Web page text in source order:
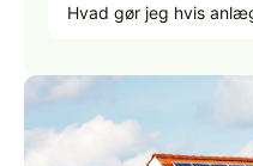
Hvad gør jeg hvis